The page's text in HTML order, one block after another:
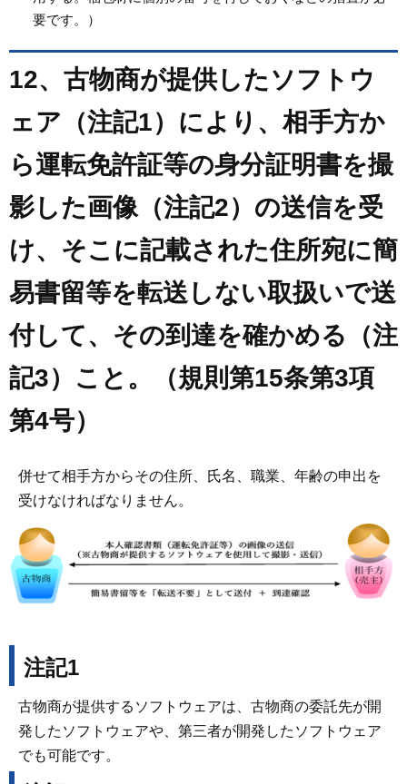
要です。）
12、古物商が提供したソフトウ
ェア（注記1）により、相手方か
ら運転免許証等の身分証明書を撮
影した画像（注記2）の送信を受
け、そこに記載された住所宛に簡
易書留等を転送しない取扱いで送
付して、その到達を確かめる（注
記3）こと。（規則第15条第3項
第4号）
併せて相手方からその住所、氏名、職業、年齢の申出を
受けなければなりません。
注記1
古物商が提供するソフトウェアは、古物商の委託先が開
発したソフトウェアや、第三者が開発したソフトウェア
でも可能です。